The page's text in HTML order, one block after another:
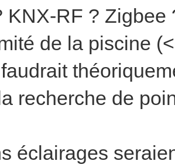
KNX-RF ? Zigbee
de la piscine
recherche de
éclairages